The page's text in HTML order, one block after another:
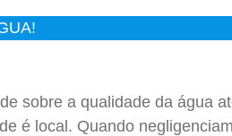
sobre a qualidade da água
é local. Quando